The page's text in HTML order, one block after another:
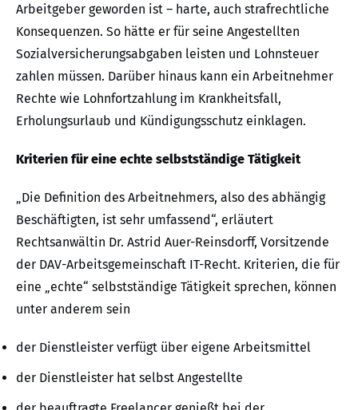
Arbeitgeber geworden ist – harte, auch strafrechtliche
Konsequenzen. So hätte er für seine Angestellten
Sozialversicherungsabgaben leisten und Lohnsteuer
zahlen müssen. Darüber hinaus kann ein Arbeitnehmer
Rechte wie Lohnfortzahlung im Krankheitsfall,
Erholungsurlaub und Kündigungsschutz einklagen.
Kriterien für eine echte selbstständige Tätigkeit
„Die Definition des Arbeitnehmers, also des abhängig
Beschäftigten, ist sehr umfassend“, erläutert
Rechtsanwältin Dr. Astrid Auer-Reinsdorff, Vorsitzende
der DAV-Arbeitsgemeinschaft IT-Recht. Kriterien, die für
eine „echte“ selbstständige Tätigkeit sprechen, können
unter anderem sein
der Dienstleister verfügt über eigene Arbeitsmittel
der Dienstleister hat selbst Angestellte